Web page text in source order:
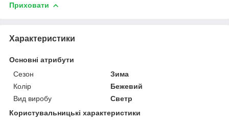
Приховати
Характеристики
Основні атрибути
Сезон
Зима
Колір
Бежевий
Вид виробу
Светр
Користувальницькі характеристики